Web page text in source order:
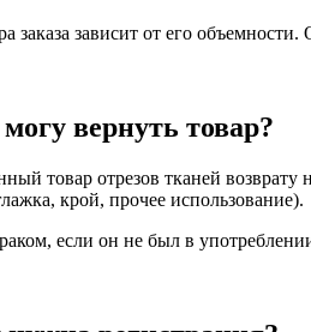
заказа зависит от его
вернуть товар?
товар отрезов тканей
крой, прочее использование).
если он не был в